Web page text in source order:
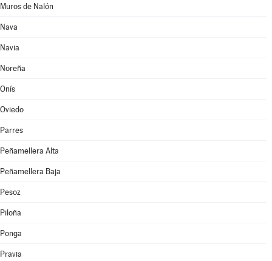
Muros de Nalón
Nava
Navia
Noreña
Onís
Oviedo
Parres
Peñamellera Alta
Peñamellera Baja
Pesoz
Piloña
Ponga
Pravia